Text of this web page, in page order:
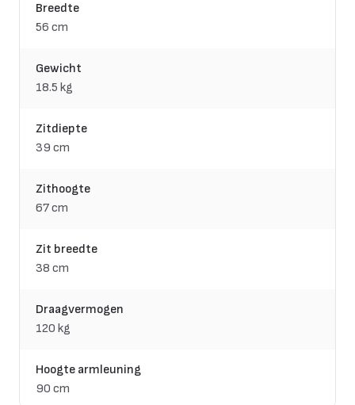
Breedte
56 cm
Gewicht
18.5 kg
Zitdiepte
39 cm
Zithoogte
67 cm
Zit breedte
38 cm
Draagvermogen
120 kg
Hoogte armleuning
90 cm